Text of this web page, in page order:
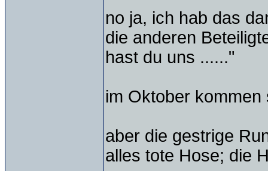
no ja, ich hab das
die anderen
hast du uns ......"
im Oktober
aber die gestrige
alles tote Hose; die